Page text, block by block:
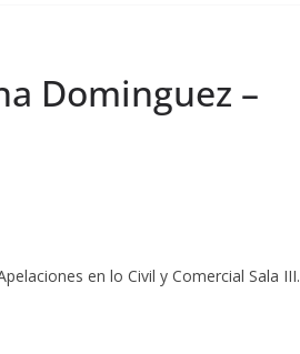
Dominguez –
en lo Civil y Comercial Sala III.